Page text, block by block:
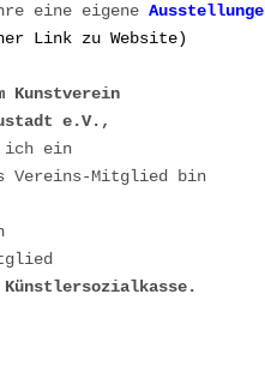
eine eigene A
Link zu Website)
Kunstverein
e.V.,
ich ein
Vereins-Mitglied bin
Künstlersozialkasse.